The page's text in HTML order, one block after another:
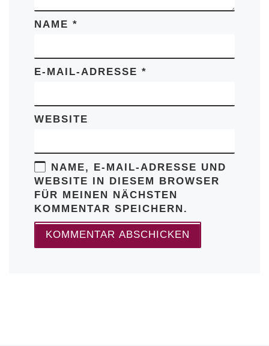
NAME*
E-MAIL-ADRESSE*
WEBSITE
NAME, E-MAIL-ADRESSE UND
WEBSITE IN DIESEM BROWSER
FÜR MEINEN NÄCHSTEN
KOMMENTAR SPEICHERN.